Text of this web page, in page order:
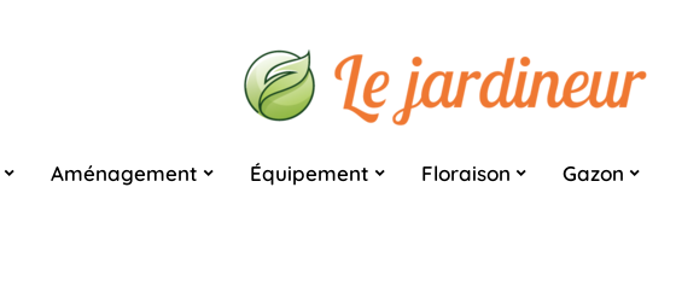
Aménagement Équipement Floraison Gazon